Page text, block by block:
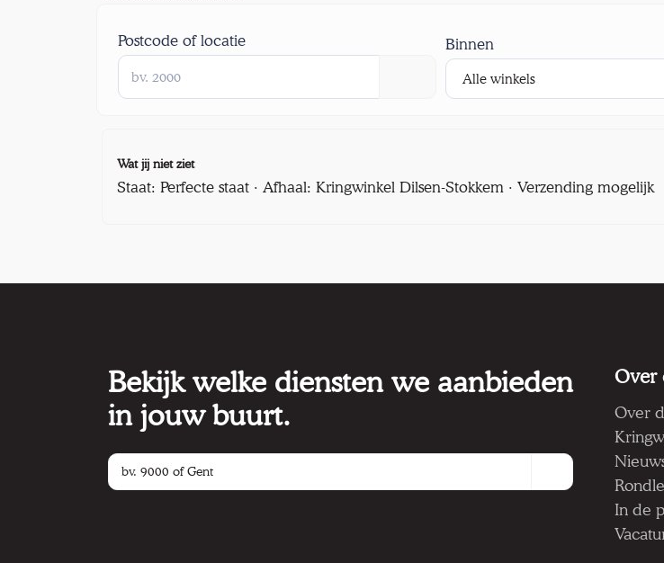
Postcode of locatie Binnen
Wat jij niet ziet
Staat: Perfecte staat · Afhaal: Kringwinkel Dilsen-Stokkem · Verzending mogelijk
Bekijk welke diensten we aanbieden
in jouw buurt.
Over
Over
In de